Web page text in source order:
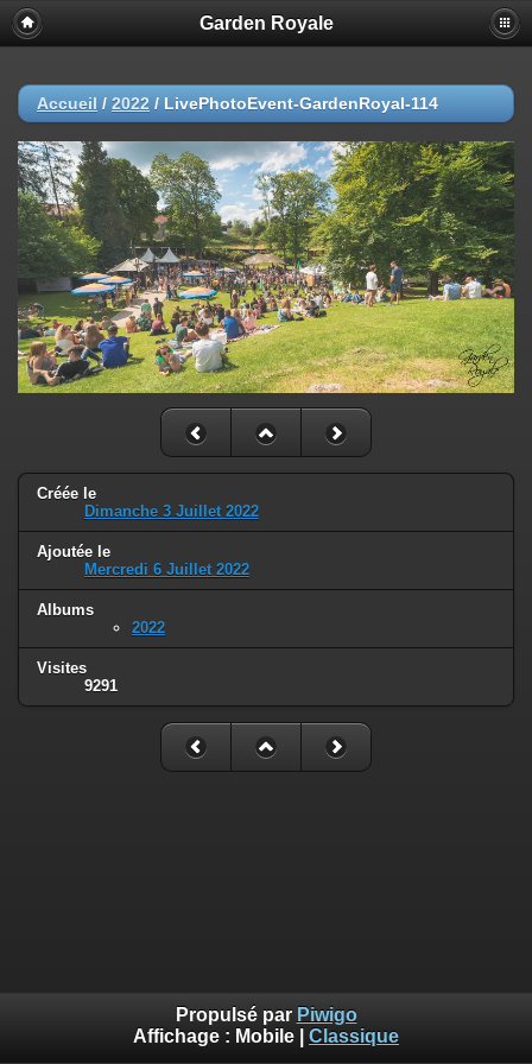
Garden Royale
Accueil / 2022 / LivePhotoEvent-GardenRoyal-114
Créée le
Dimanche 3 Juillet 2022
Ajoutée le
Mercredi 6 Juillet 2022
Albums
2022
Visites
9291
Propulsé par Piwigo
Affichage : Mobile Classique